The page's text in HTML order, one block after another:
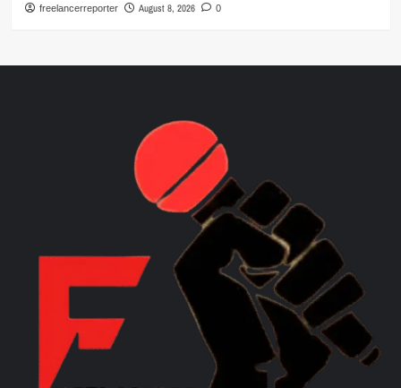
freelancerreporter August 8, 2026 0